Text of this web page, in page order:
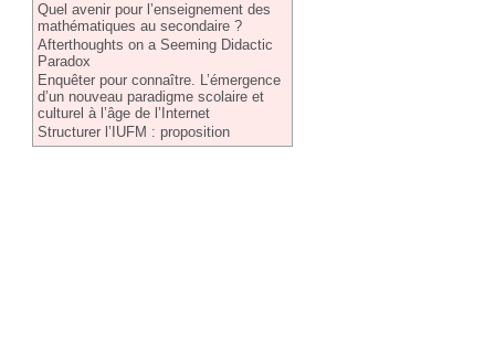
Quel avenir pour l’enseignement des
mathématiques au secondaire ?
Afterthoughts on a Seeming Didactic
Paradox
Enquêter pour connaître. L’émergence
d’un nouveau paradigme scolaire et
culturel à l’âge de l’Internet
Structurer l’IUFM : proposition